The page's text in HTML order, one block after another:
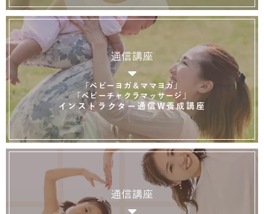
通信講座
「ベビーヨガ＆ママヨガ」
「ベビーチャクラマッサージ」
インストラクター通信W養成講座
通信講座